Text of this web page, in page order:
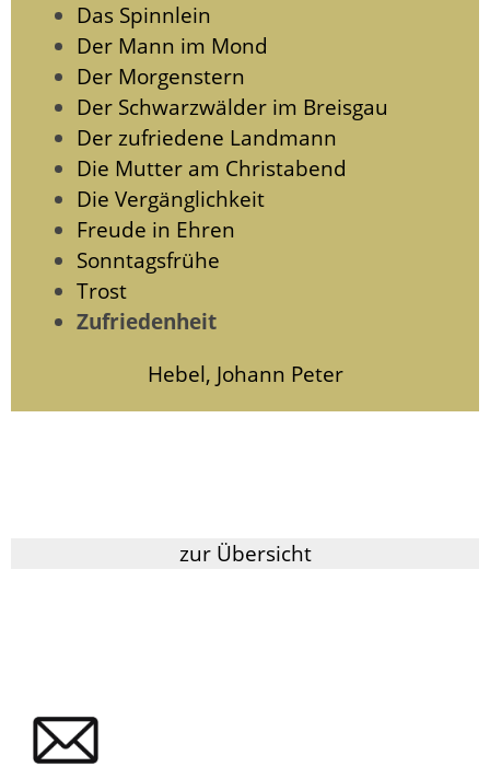
Das Spinnlein
Der Mann im Mond
Der Morgenstern
Der Schwarzwälder im Breisgau
Der zufriedene Landmann
Die Mutter am Christabend
Die Vergänglichkeit
Freude in Ehren
Sonntagsfrühe
Trost
Zufriedenheit
Hebel, Johann Peter
zur Übersicht